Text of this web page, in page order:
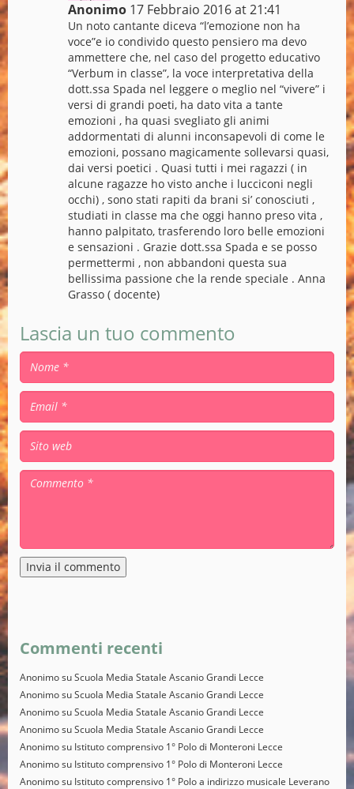
Anonimo 17 Febbraio 2016 at 21:41
Un noto cantante diceva “l’emozione non ha
voce”e io condivido questo pensiero ma devo
ammettere che, nel caso del progetto educativo
“Verbum in classe”, la voce interpretativa della
dott.ssa Spada nel leggere o meglio nel “vivere” i
versi di grandi poeti, ha dato vita a tante
emozioni , ha quasi svegliato gli animi
addormentati di alunni inconsapevoli di come le
emozioni, possano magicamente sollevarsi quasi,
dai versi poetici . Quasi tutti i mei ragazzi ( in
alcune ragazze ho visto anche i lucciconi negli
occhi) , sono stati rapiti da brani si’ conosciuti ,
studiati in classe ma che oggi hanno preso vita ,
hanno palpitato, trasferendo loro belle emozioni
e sensazioni . Grazie dott.ssa Spada e se posso
permettermi , non abbandoni questa sua
bellissima passione che la rende speciale . Anna
Grasso ( docente)
Lascia un tuo commento
Commenti recenti
AnonimosuScuola Media Statale Ascanio Grandi Lecce
AnonimosuScuola Media Statale Ascanio Grandi Lecce
AnonimosuScuola Media Statale Ascanio Grandi Lecce
AnonimosuScuola Media Statale Ascanio Grandi Lecce
Anonimosu Istituto comprensivo 1° Polo di Monteroni Lecce
Anonimosu Istituto comprensivo 1° Polo di Monteroni Lecce
Anonimosu Istituto comprensivo 1° Polo a indirizzo musicale Leverano